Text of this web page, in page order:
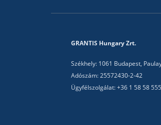
GRANTIS Hungary Zrt.
Székhely: 1061 Budapest,
Adószám: 25572430-2-42
Ügyfélszolgálat: +36 1 58 58 555